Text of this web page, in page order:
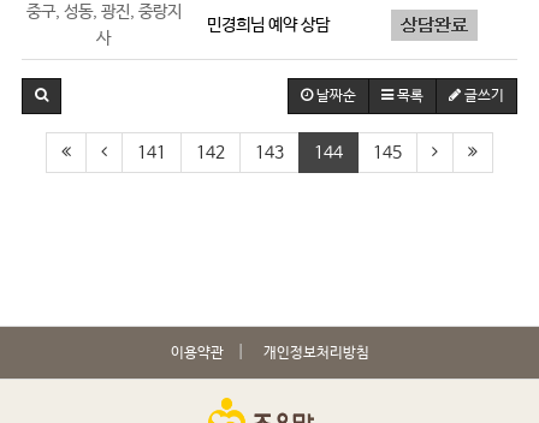
중구, 성동, 광진, 중랑지
사
민경희님 예약 상담
날짜순 목록 글쓰기
141 142 143 144 145
이용약관 개인정보처리방침